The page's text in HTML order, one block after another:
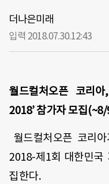
더나은미래
입력 2018.07.30.12:43
월드컬처오픈 코리아
2018’참가자 모집 (~8/
월드컬처오픈 코리아
2018-제 1회 대한민국
집한다.